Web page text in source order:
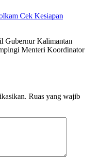
Cek Kesiapan
Gubernur Kalimantan
Menteri Koordinator
Ruas yang wajib